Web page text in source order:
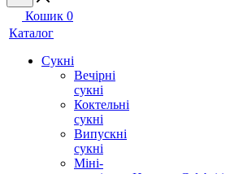
Кошик 0
Каталог
Сукні
Вечірні
сукні
Коктельні
сукні
Випускні
сукні
Міні-